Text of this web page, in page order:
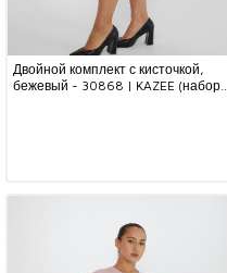
Двойной комплект с кисточкой,
бежевый - 30868 | KAZEE (набор